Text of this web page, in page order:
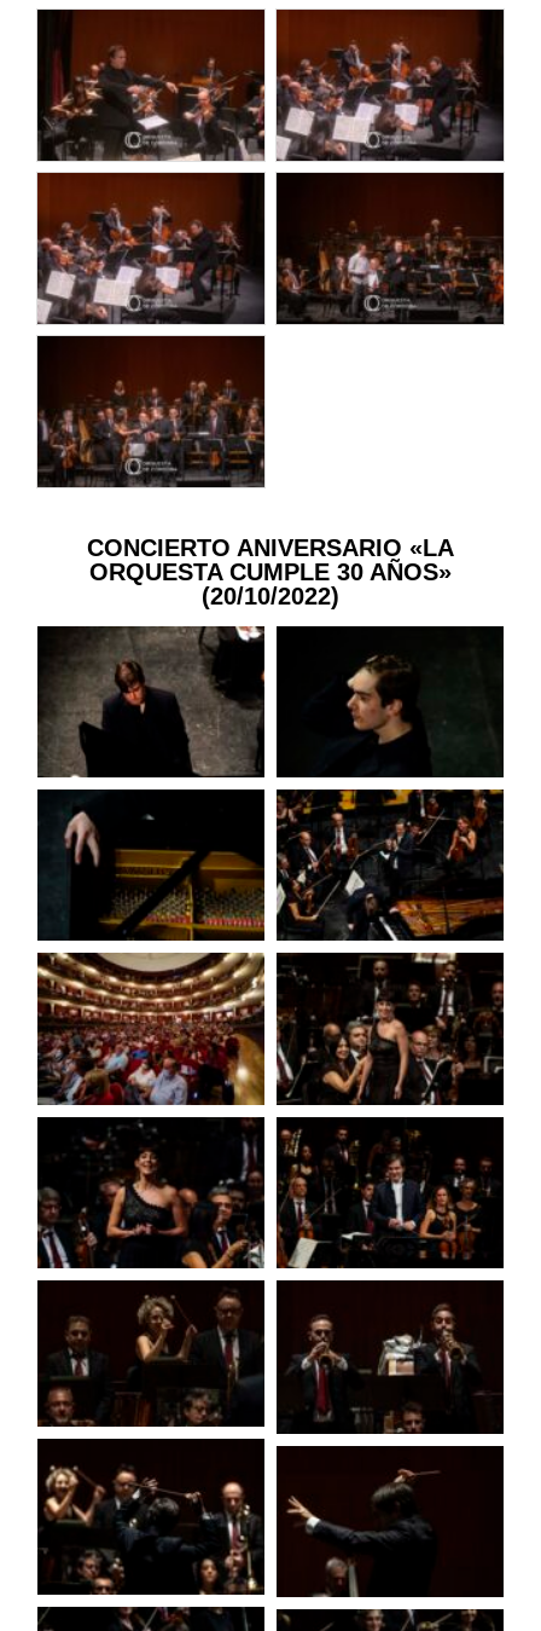
CONCIERTO ANIVERSARIO «LA
ORQUESTA CUMPLE 30 AÑOS»
(20/10/2022)